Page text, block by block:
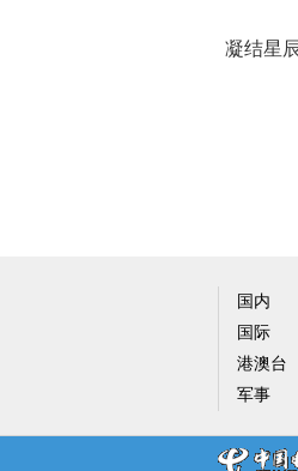
凝结星辰
国内
国际
港澳台
军事